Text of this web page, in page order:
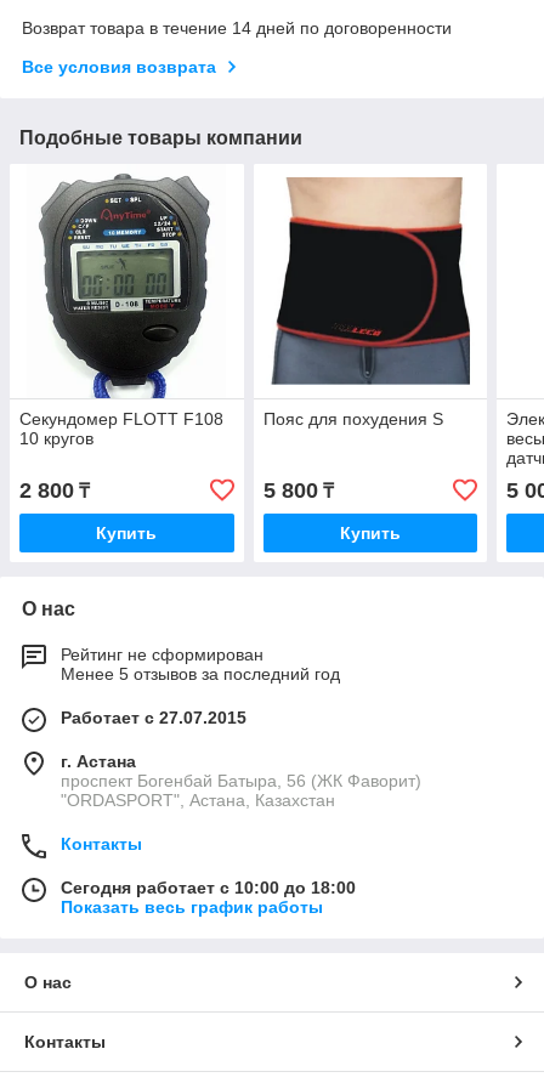
Возврат товара в течение 14 дней по договоренности
Все условия возврата
Подобные товары компании
Секундомер FLOTT F108
10 кругов
2 800 ₸
Купить
Пояс для похудения S
5 800₸
Купить
5
О нас
Рейтинг не сформирован
Менее 5 отзывов за последний год
Работает с 27.07.2015
г. Астана
проспект Богенбай Батыра, 56 (ЖК Фаворит)
"ORDASPORT", Астана, Казахстан
Контакты
Сегодня работает с 10:00 до 18:00
Показать весь график работы
О нас
Контакты